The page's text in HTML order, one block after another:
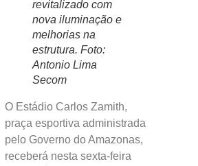
revitalizado com
nova iluminação e
melhorias na
estrutura. Foto:
Antonio Lima
Secom
O Estádio Carlos Zamith,
praça esportiva administrada
pelo Governo do Amazonas,
receberá nesta sexta-feira